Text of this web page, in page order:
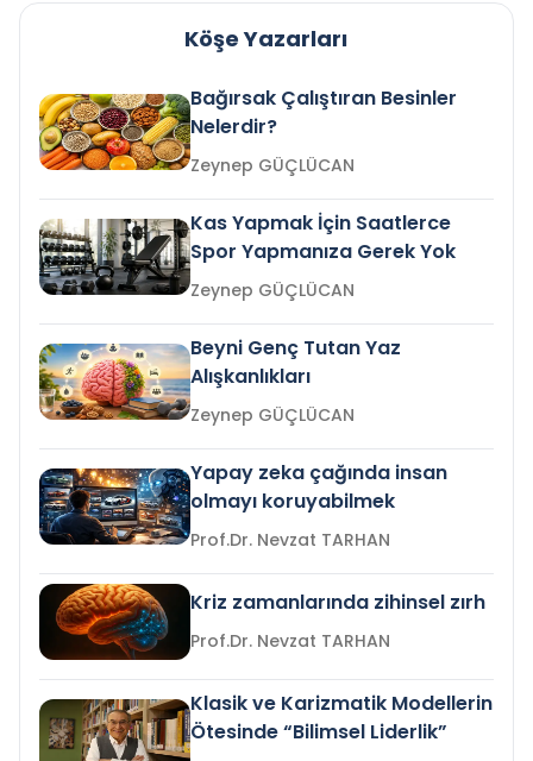
Köşe Yazarları
Bağırsak Çalıştıran Besinler
Nelerdir?
Zeynep GÜÇLÜCAN
Kas Yapmak İçin Saatlerce
Spor Yapmanıza Gerek Yok
Zeynep GÜÇLÜCAN
Beyni Genç Tutan Yaz
Alışkanlıkları
Zeynep GÜÇLÜCAN
Yapay zeka çağında insan
olmayı koruyabilmek
Prof.Dr. Nevzat TARHAN
Kriz zamanlarında zihinsel zırh
Prof.Dr. Nevzat TARHAN
Klasik ve Karizmatik Modellerin
Ötesinde “Bilimsel Liderlik”